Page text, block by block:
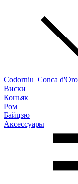
Codorniu Conca d'Oro
Виски
Коньяк
Ром
Байцзю
Аксессуары